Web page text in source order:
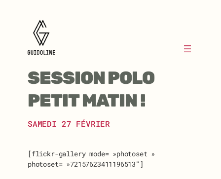
contenu
SESSION POLO
PETIT MATIN !
SAMEDI 27 FÉVRIER
[flickr-gallery mode= »photoset »
photoset= »72157623411196513″]